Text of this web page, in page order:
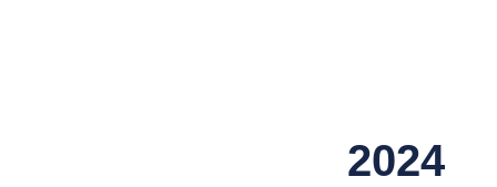
2024